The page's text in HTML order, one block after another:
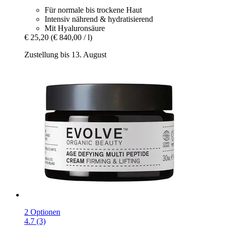
Für normale bis trockene Haut
Intensiv nährend & hydratisierend
Mit Hyaluronsäure
€ 25,20 (€ 840,00 / l)
Zustellung bis 13. August
2 Optionen
4.7 (3)